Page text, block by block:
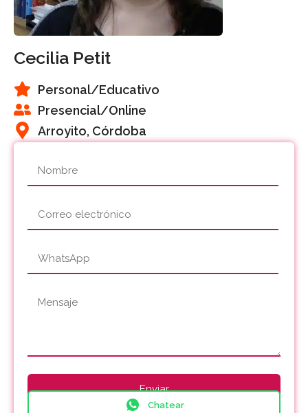
Cecilia Petit
Personal/Educativo
Presencial/Online
Arroyito, Córdoba
Chatear